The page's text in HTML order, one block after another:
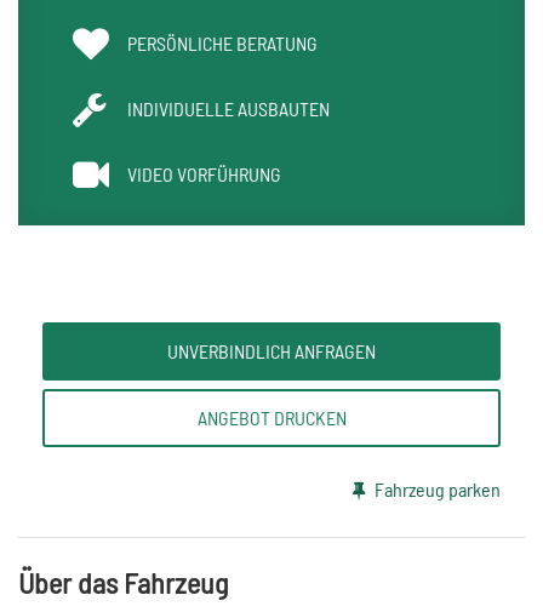
PERSÖNLICHE BERATUNG
INDIVIDUELLE AUSBAUTEN
VIDEO VORFÜHRUNG
UNVERBINDLICH ANFRAGEN
ANGEBOT DRUCKEN
Fahrzeug parken
Über das Fahrzeug